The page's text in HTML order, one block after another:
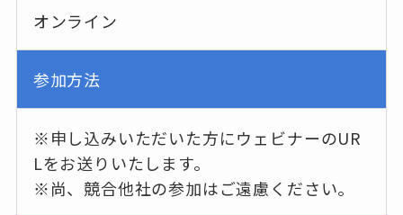
オンライン
参加方法
※申し込みいただいた方にウェビナーのUR
Lをお送りいたします。
※尚、競合他社の参加はご遠慮ください。